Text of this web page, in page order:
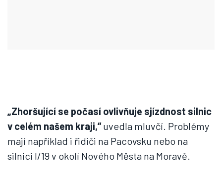
„Zhoršující se počasí ovlivňuje sjízdnost silnic
v celém našem kraji,“uvedla mluvčí. Problémy
mají například i řidiči na Pacovsku nebo na
silnici I/19 v okolí Nového Města na Moravě.